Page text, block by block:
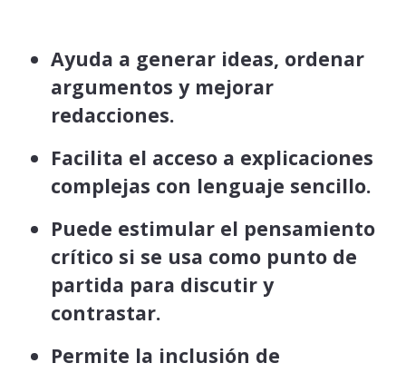
Ayuda a generar ideas, ordenar
argumentos y mejorar
redacciones.
Facilita el acceso a explicaciones
complejas con lenguaje sencillo.
Puede estimular el pensamiento
crítico si se usa como punto de
partida para discutir y
contrastar.
Permite la inclusión de